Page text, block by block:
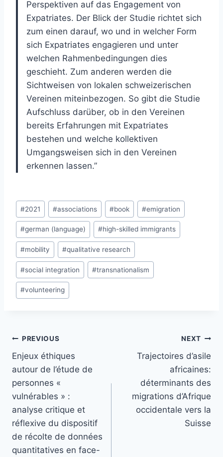
Perspektiven auf das Engagement von
Expatriates. Der Blick der Studie richtet sich
zum einen darauf, wo und in welcher Form
sich Expatriates engagieren und unter
welchen Rahmenbedingungen dies
geschieht. Zum anderen werden die
Sichtweisen von lokalen schweizerischen
Vereinen miteinbezogen. So gibt die Studie
Aufschluss darüber, ob in den Vereinen
bereits Erfahrungen mit Expatriates
bestehen und welche kollektiven
Umgangsweisen sich in den Vereinen
erkennen lassen.”
Post
Tags:
#2021 #associations #book #emigration
#german (language) #high-skilled immigrants
#mobility #qualitative research
#social integration #transnationalism
#volunteering
Post
navigation
PREVIOUS
Enjeux éthiques
autour de l’étude de
personnes «
vulnérables » :
analyse critique et
réflexive du dispositif
de récolte de données
quantitatives en face-
NEXT
Trajectoires d’asile
africaines:
déterminants des
migrations d’Afrique
occidentale vers la
Suisse